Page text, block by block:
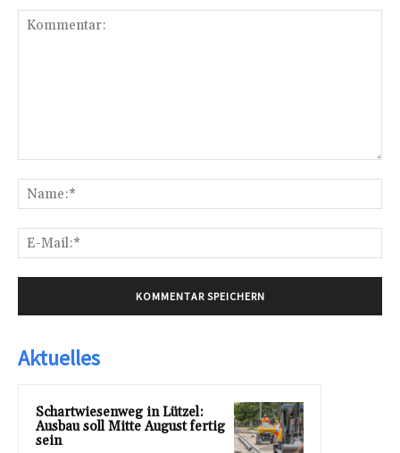
Aktuelles
Schartwiesenweg in Lützel:
Ausbau soll Mitte August fertig
sein